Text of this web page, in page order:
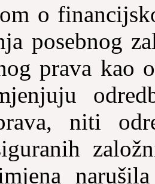
o
posebnog
prava kao
niti